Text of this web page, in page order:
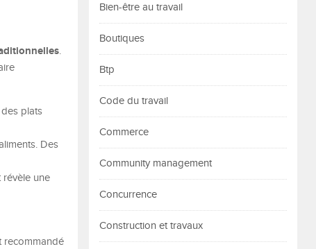
.
plats
Des
révèle une
recommandé
Bien-être au travail
Boutiques
Btp
Code du travail
Commerce
Community management
Concurrence
Construction et travaux